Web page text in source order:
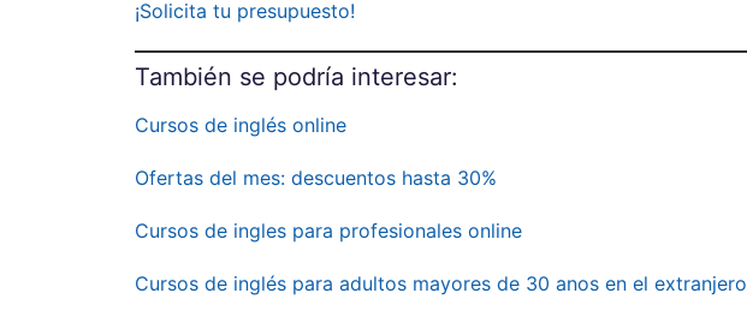
¡Solicita tu presupuesto!
También se podría interesar:
Cursos de inglés online
Ofertas del mes: descuentos hasta 30%
Cursos de ingles para profesionales online
Cursos de inglés para adultos mayores de 30 anos en el extranjero